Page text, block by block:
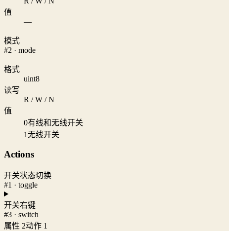
值
—
模式
#2 · mode
格式
uint8
读写
R / W / N
值
0有线和无线开关
1无线开关
Actions
开关状态切换
#1 · toggle
开关右键
#3 · switch
属性 2动作 1